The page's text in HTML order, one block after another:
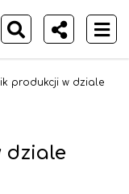
produkcji w dziale
dziale